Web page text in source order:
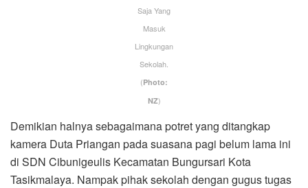
Saja Yang
Masuk
Lingkungan
Sekolah.
(Photo:
NZ)
Demikian halnya sebagaimana potret yang ditangkap
kamera Duta Priangan pada suasana pagi belum lama ini
di SDN Cibunigeulis Kecamatan Bungursari Kota
Tasikmalaya. Nampak pihak sekolah dengan gugus tugas